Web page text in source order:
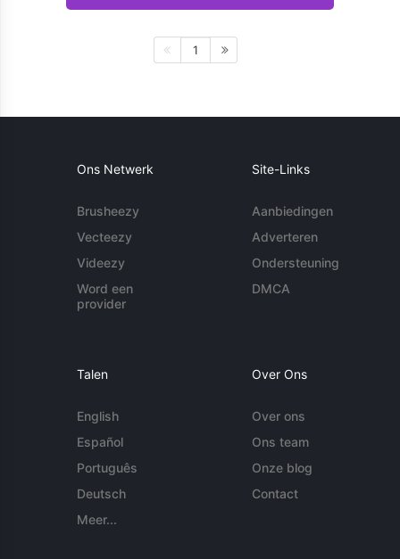
1
Ons Netwerk
Brusheezy
Vecteezy
Videezy
Word een
provider
Site-Links
Aanbiedingen
Adverteren
Ondersteuning
DMCA
Talen
English
Español
Português
Deutsch
Meer...
Over Ons
Over ons
Ons team
Onze blog
Contact